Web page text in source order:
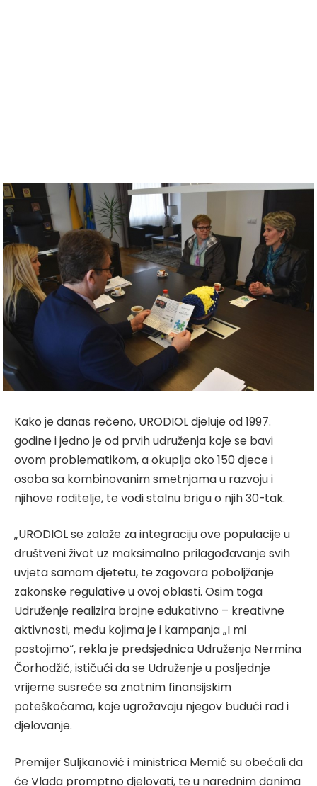
Kako je danas rečeno, URODIOL djeluje od 1997.
godine i jedno je od prvih udruženja koje se bavi
ovom problematikom, a okuplja oko 150 djece i
osoba sa kombinovanim smetnjama u razvoju i
njihove roditelje, te vodi stalnu brigu o njih 30-tak.
„URODIOL se zalaže za integraciju ove populacije u
društveni život uz maksimalno prilagođavanje svih
uvjeta samom djetetu, te zagovara poboljžanje
zakonske regulative u ovoj oblasti. Osim toga
Udruženje realizira brojne edukativno – kreativne
aktivnosti, među kojima je i kampanja „I mi
postojimo“, rekla je predsjednica Udruženja Nermina
Čorhodžić, ističući da se Udruženje u posljednje
vrijeme susreće sa znatnim finansijskim
poteškoćama, koje ugrožavaju njegov budući rad i
djelovanje.
Premijer Suljkanović i ministrica Memić su obećali da
će Vlada promptno djelovati, te u narednim danima